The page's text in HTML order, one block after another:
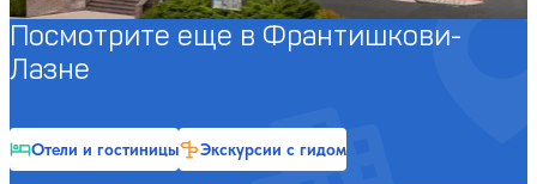
Посмотрите еще в Франтишкови-
Лазне
Отели и гостиницы Экскурсии с гидом